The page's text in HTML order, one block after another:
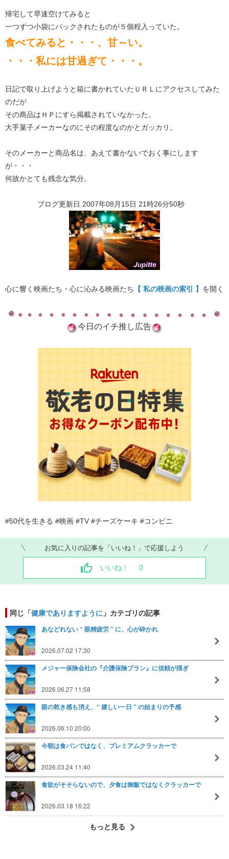
帰宅して早速空けてみると
一つずつ小袋にパックされたものが５個程入っていた。
食べてみると・・・、甘～い。
・・・私には甘過ぎて・・・。
日記で取り上げようと箱に書かれていたＵＲＬにアクセスしてみた
のだが
その商品はＨＰにすら掲載されていなかった。
大手菓子メーカーなのにその程度なのかとガッカリ。
そのメーカーと商品名は、あえて書かないでおく事にします
が・・・
何故かとても残念な気分。
ブログ更新日 2007年08月15日 21時26分50秒
心に響く映画たち・心に沁みる映画たち 【 私の映画の索引 】 を開く
今日のイチ推し広告
#50代を生きる #映画 #TV #チーズケーキ #コンビニ
お気に入りの記事を「いいね！」で応援しよう
いいね！ 0
同じ「健康でありますように 」カテゴリの記事
あなどれない “ 眼精疲労 ” に、心が砕かれ
2026.07.02 17:30
メジャー保険会社の『介護保険プラン』に信頼が揺ぎ
2026.06.27 11:58
眼の乾き感も消え、“ 嬉しい一日 ” の始まりの予感
2026.06.10 20:00
今朝は食パンではなく、プレミアムクラッカーで
2026.03.24 11:40
食欲がそそらないので、夕食は御飯ではなくクラッカーで
2026.03.18 16:22
もっと見る